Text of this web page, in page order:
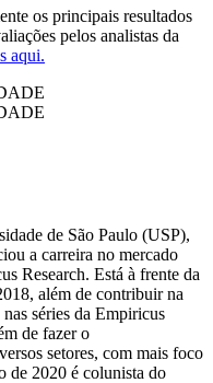
os principais resultados
pelos analistas da
aqui.
de São Paulo (USP),
a carreira no mercado
Research. Está à frente da
além de contribuir na
séries da Empiricus
de fazer o
setores, com mais foco
de 2020 é colunista do